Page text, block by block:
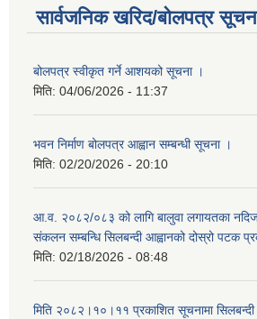
सार्वजनिक खरिद/बोलपत्र
बोलपत्र स्वीकृत गर्ने आशयको सूचना ।
मिति: 04/06/2026 - 11:37
भवन निर्माण बोलपत्र आह्वान सम्बन्धी सूचना ।
मिति: 02/20/2026 - 20:10
आ.व. २०८२/०८३ को लागि बालुवा लगायतका
संकलन सम्बन्धि सिलबन्दी आह्वानको दोस्रो पटक
मिति: 02/18/2026 - 08:48
मिति २०८२।१०।११ प्रकाशित सूचनामा सिलबन्दी